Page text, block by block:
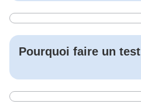
Pourquoi faire un test